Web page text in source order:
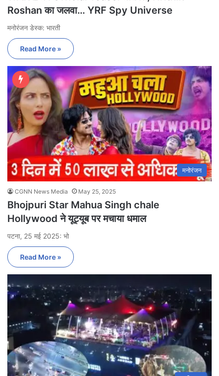
Roshan का जलवा… YRF Spy Universe
मनोरंजन डेस्क: भारती
Read More »
मनोरंजन
CGNN News Media May 25, 2025
Bhojpuri Star Mahua Singh chale
Hollywood ने यूट्यूब पर मचाया धमाल
पटना, 25 मई 2025: भो
Read More »